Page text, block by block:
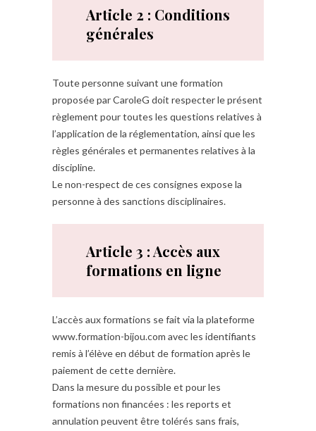
Article 2 : Conditions
générales
Toute personne suivant une formation
proposée par CaroleG doit respecter le présent
règlement pour toutes les questions relatives à
l’application de la réglementation, ainsi que les
règles générales et permanentes relatives à la
discipline.
Le non-respect de ces consignes expose la
personne à des sanctions disciplinaires.
Article 3 : Accès aux
formations en ligne
L’accès aux formations se fait via la plateforme
www.formation-bijou.com avec les identifiants
remis à l’élève en début de formation après le
paiement de cette dernière.
Dans la mesure du possible et pour les
formations non financées : les reports et
annulation peuvent être tolérés sans frais,